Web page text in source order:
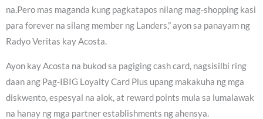
na.Pero mas maganda kung pagkatapos nilang mag-shopping kasi
para forever na silang member ng Landers,” ayon sa panayam ng
Radyo Veritas kay Acosta.
Ayon kay Acosta na bukod sa pagiging cash card, nagsisilbi ring
daan ang Pag-IBIG Loyalty Card Plus upang makakuha ng mga
diskwento, espesyal na alok, at reward points mula sa lumalawak
na hanay ng mga partner establishments ng ahensya.